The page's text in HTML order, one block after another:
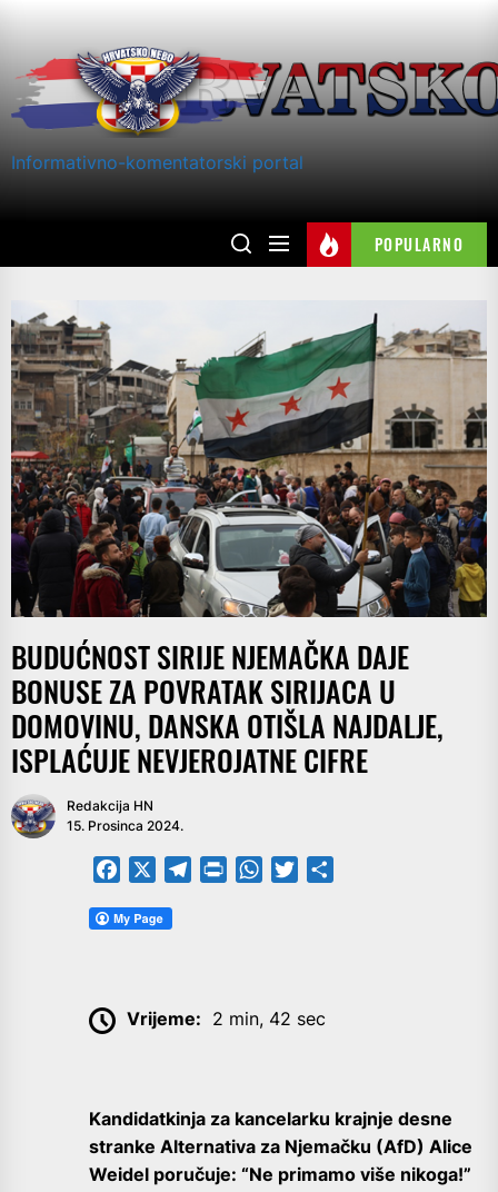
content
Informativno-komentatorski portal
POPULARNO
BUDUĆNOST SIRIJE NJEMAČKA DAJE
BONUSE ZA POVRATAK SIRIJACA U
DOMOVINU, DANSKA OTIŠLA NAJDALJE,
ISPLAĆUJE NEVJEROJATNE CIFRE
Redakcija HN
15. Prosinca 2024.
Facebook TelegramPrintFriendly
WhatsApp
Twitter
Vrijeme: 2 min, 42 sec
Kandidatkinja za kancelarku krajnje desne
stranke Alternativa za Njemačku (AfD) Alice
Weidel poručuje: “Ne primamo više nikoga!”